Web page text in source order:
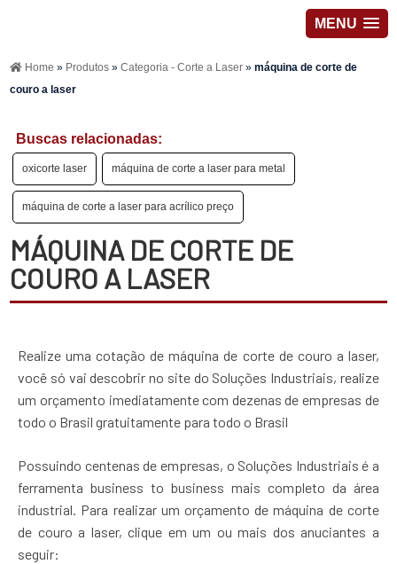
MENU
Home » Produtos»Categoria - Corte a Laser»máquina de corte de
couro a laser
Buscas relacionadas:
oxicorte laser máquina de corte a laser para metal
máquina de corte a laser para acrílico preço
MÁQUINA DE CORTE DE
COURO A LASER
Realize uma cotação de máquina de corte de couro a laser,
você só vai descobrir no site do Soluções Industriais, realize
um orçamento imediatamente com dezenas de empresas de
todo o Brasil gratuitamente para todo o Brasil
Possuindo centenas de empresas, o Soluções Industriais é a
ferramenta business to business mais completo da área
industrial. Para realizar um orçamento de máquina de corte
de couro a laser, clique em um ou mais dos anuciantes a
seguir: